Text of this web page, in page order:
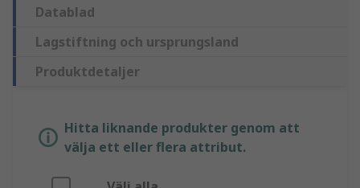
Datablad
Lagstiftning och ursprungsland
Produktdetaljer
Hitta liknande produkter genom att
välja ett eller flera attribut.